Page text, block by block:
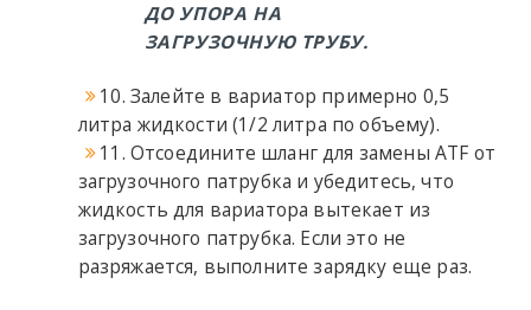
ДО УПОРА НА
ЗАГРУЗОЧНУЮ ТРУБУ.
10. Залейте в вариатор примерно 0,5
литра жидкости (1/2 литра по объему).
11. Отсоедините шланг для замены ATF от
загрузочного патрубка и убедитесь, что
жидкость для вариатора вытекает из
загрузочного патрубка. Если это не
разряжается, выполните зарядку еще раз.